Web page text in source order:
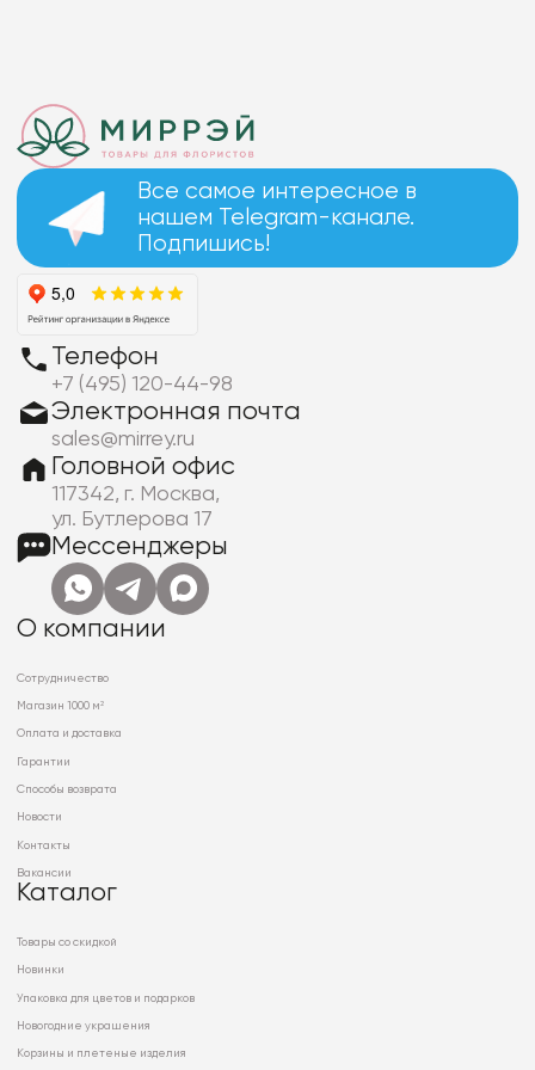
Все самое интересное в
нашем Telegram-канале.
Подпишись!
Телефон
+7 (495) 120-44-98
Электронная почта
sales@mirrey.ru
Головной офис
117342, г. Москва,
ул. Бутлерова 17
Мессенджеры
О компании
Сотрудничество
Магазин 1000 м²
Оплата и доставка
Гарантии
Способы возврата
Новости
Контакты
Вакансии
Каталог
Товары со скидкой
Новинки
Упаковка для цветов и подарков
Новогодние украшения
Корзины и плетеные изделия